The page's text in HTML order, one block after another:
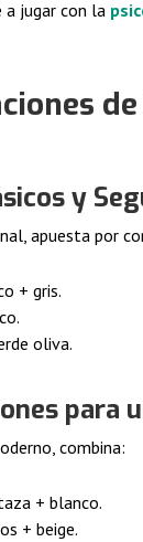
a jugar con la
y
apuesta por
+ gris.
oliva.
para
combina:
+ blanco.
+ beige.